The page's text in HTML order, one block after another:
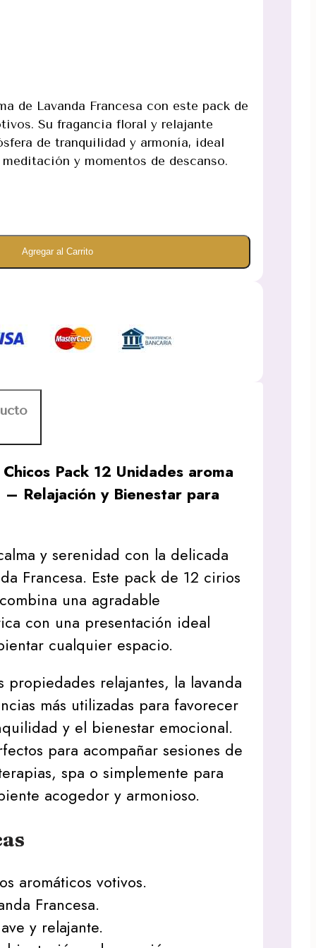
de Lavanda Francesa con este pack de
Su fragancia floral y relajante
de tranquilidad y armonía, ideal
y momentos de descanso.
Agregar al Carrito
Pack 12 Unidades aroma
– Relajación y Bienestar para
y serenidad con la delicada
Francesa. Este pack de 12 cirios
una agradable
con una presentación ideal
cualquier espacio.
propiedades relajantes, la lavanda
más utilizadas para favorecer
y el bienestar emocional.
para acompañar sesiones de
spa o simplemente para
acogedor y armonioso.
aromáticos votivos.
Francesa.
y relajante.